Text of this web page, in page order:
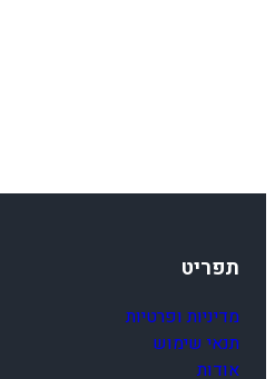
תפריט
מדיניות ופרטיות
תנאי שימוש
אודות